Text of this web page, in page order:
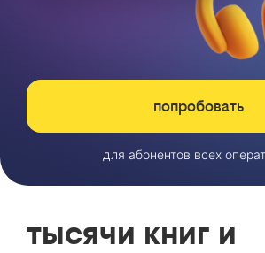
попробовать
для абонентов всех
тысячи книг и